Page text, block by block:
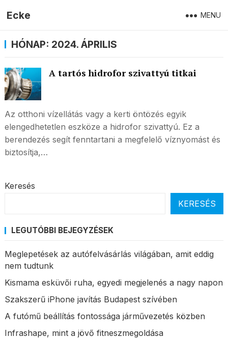
Ecke MENU
HÓNAP: 2024. ÁPRILIS
A tartós hidrofor szivattyú titkai
Az otthoni vízellátás vagy a kerti öntözés egyik
elengedhetetlen eszköze a hidrofor szivattyú. Ez a
berendezés segít fenntartani a megfelelő víznyomást és
biztosítja,…
Keresés
KERESÉS
LEGUTÓBBI BEJEGYZÉSEK
Meglepetések az autófelvásárlás világában, amit eddig
nem tudtunk
Kismama esküvői ruha, egyedi megjelenés a nagy napon
Szakszerű iPhone javítás Budapest szívében
A futómű beállítás fontossága járművezetés közben
Infrashape, mint a jövő fitneszmegoldása